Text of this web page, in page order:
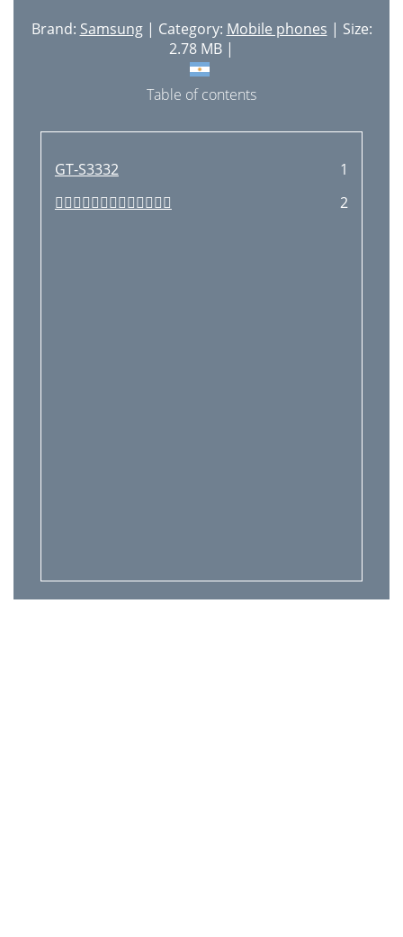
Brand: Samsung| Category: Mobile phones | Size:
2.78 MB |
Table of contents
GT-S3332
1

2